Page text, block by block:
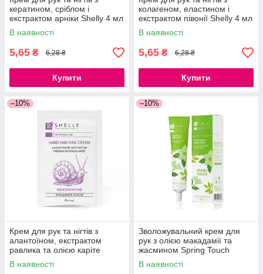
кератином, сріблом і
екстрактом арніки Shelly 4 мл
В наявності
5,65 ₴ 6,28 ₴
Купити
колагеном, еластином і
екстрактом півонії Shelly 4 мл
В наявності
5,65 ₴ 6,28 ₴
Купити
–10%
Крем для рук та нігтів з
алантоїном, екстрактом
равлика та олією каріте
Shelly 4 мл
В наявності
–10%
Зволожувальний крем для
рук з олією макадамії та
жасмином Spring Touch
Shelly 30 мл
В наявності